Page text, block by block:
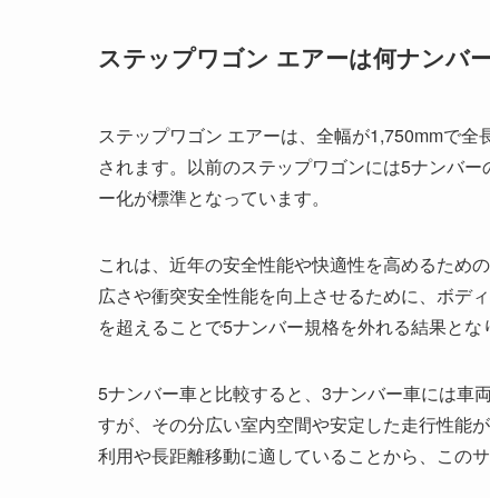
ステップワゴン エアーは何ナンバ
ステップワゴン エアーは、全幅が1,750mmで
されます。以前のステップワゴンには5ナンバ
ー化が標準となっています。
これは、近年の安全性能や快適性を高めるため
広さや衝突安全性能を向上させるために、ボデ
を超えることで5ナンバー規格を外れる結果とな
5ナンバー車と比較すると、3ナンバー車には車
すが、その分広い室内空間や安定した走行性能
利用や長距離移動に適していることから、この